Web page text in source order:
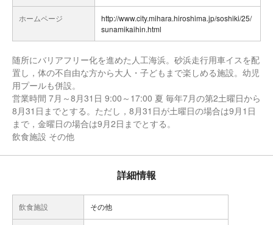
ホームページ
http://www.city.mihara.hiroshima.jp/soshiki/25/
sunamikaihin.html
随所にバリアフリー化を進めた人工海浜。砂浜走行用車イスを配
置し，体の不自由な方から大人・子どもまで楽しめる施設。幼児
用プールも併設。
営業時間 7月～8月31日 9:00～17:00 夏 毎年7月の第2土曜日から
8月31日までとする。ただし，8月31日が土曜日の場合は9月1日
まで，金曜日の場合は9月2日までとする。
飲食施設 その他
詳細情報
飲食施設 その他